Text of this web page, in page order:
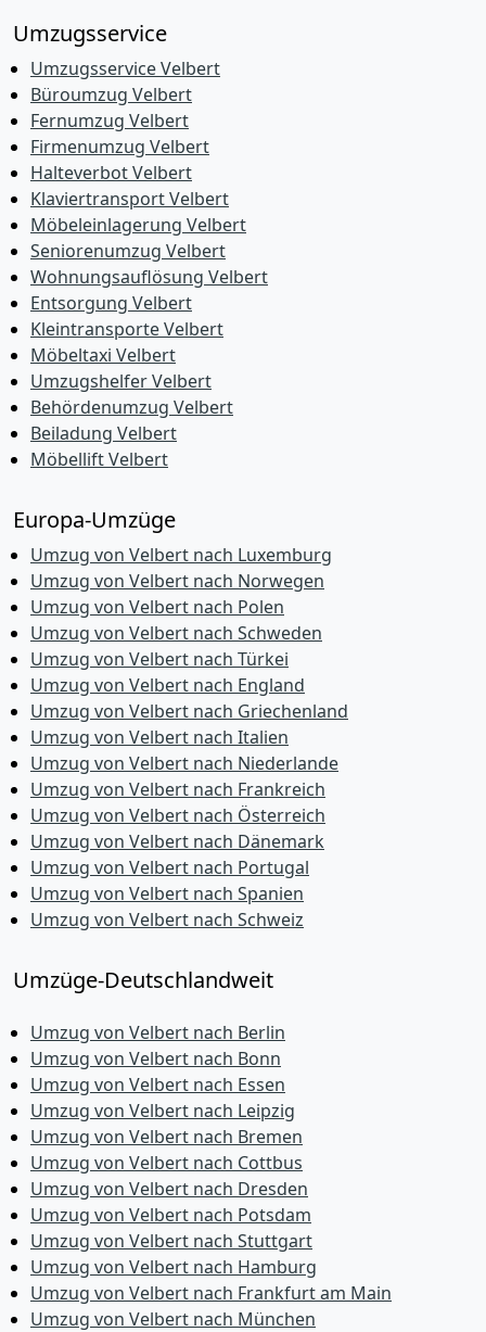
Umzugsservice
Umzugsservice Velbert
Büroumzug Velbert
Fernumzug Velbert
Firmenumzug Velbert
Halteverbot Velbert
Klaviertransport Velbert
Möbeleinlagerung Velbert
Seniorenumzug Velbert
Wohnungsauflösung Velbert
Entsorgung Velbert
Kleintransporte Velbert
Möbeltaxi Velbert
Umzugshelfer Velbert
Behördenumzug Velbert
Beiladung Velbert
Möbellift Velbert
Europa-Umzüge
Umzug von Velbert nach Luxemburg
Umzug von Velbert nach Norwegen
Umzug von Velbert nach Polen
Umzug von Velbert nach Schweden
Umzug von Velbert nach Türkei
Umzug von Velbert nach England
Umzug von Velbert nach Griechenland
Umzug von Velbert nach Italien
Umzug von Velbert nach Niederlande
Umzug von Velbert nach Frankreich
Umzug von Velbert nach Österreich
Umzug von Velbert nach Dänemark
Umzug von Velbert nach Portugal
Umzug von Velbert nach Spanien
Umzug von Velbert nach Schweiz
Umzüge-Deutschlandweit
Umzug von Velbert nach Berlin
Umzug von Velbert nach Bonn
Umzug von Velbert nach Essen
Umzug von Velbert nach Leipzig
Umzug von Velbert nach Bremen
Umzug von Velbert nach Cottbus
Umzug von Velbert nach Dresden
Umzug von Velbert nach Potsdam
Umzug von Velbert nach Stuttgart
Umzug von Velbert nach Hamburg
Umzug von Velbert nach Frankfurt am Main
Umzug von Velbert nach München